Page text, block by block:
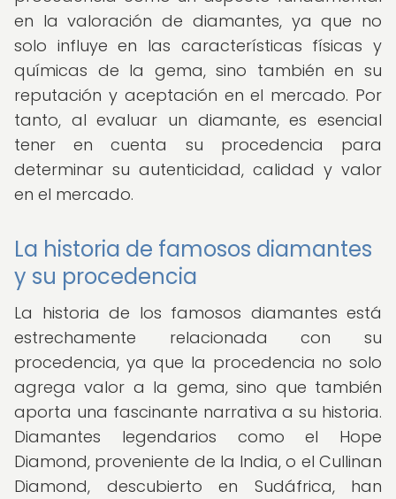
en la valoración de diamantes, ya que no
solo influye en las características físicas y
químicas de la gema, sino también en su
reputación y aceptación en el mercado. Por
tanto, al evaluar un diamante, es esencial
tener en cuenta su procedencia para
determinar su autenticidad, calidad y valor
en el mercado.
La historia de famosos diamantes
y su procedencia
La historia de los famosos diamantes está
estrechamente relacionada con su
procedencia, ya que la procedencia no solo
agrega valor a la gema, sino que también
aporta una fascinante narrativa a su historia.
Diamantes legendarios como el Hope
Diamond, proveniente de la India, o el Cullinan
Diamond, descubierto en Sudáfrica, han